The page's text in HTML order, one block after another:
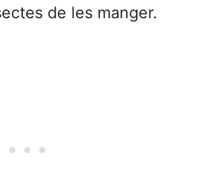
de les manger.